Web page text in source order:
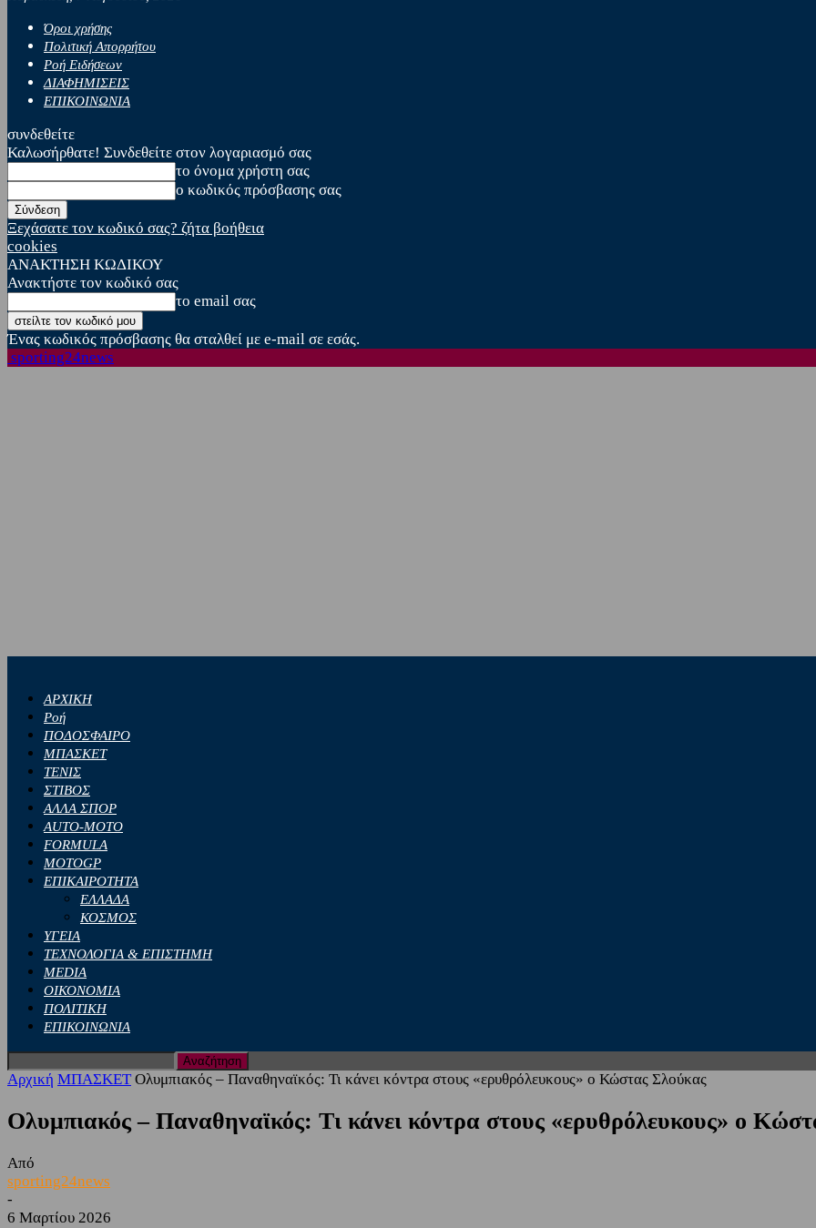
Όροι χρήσης
Πολιτική Απορρήτου
Ροή Ειδήσεων
ΔΙΑΦΗΜΙΣΕΙΣ
ΕΠΙΚΟΙΝΩΝΙΑ
συνδεθείτε
Καλωσήρθατε! Συνδεθείτε στον λογαριασμό σας
το όνομα χρήστη σας
ο κωδικός πρόσβασης σας
Ξεχάσατε τον κωδικό σας? ζήτα βοήθεια
cookies
ΑΝΑΚΤΗΣΗ ΚΩΔΙΚΟΥ
Ανακτήστε τον κωδικό σας
το email σας
Ένας κωδικός πρόσβασης θα σταλθεί με e-mail σε εσάς.
sporting24news
ΑΡΧΙΚΗ
Ροή
ΠΟΔΟΣΦΑΙΡΟ
ΜΠΑΣΚΕΤ
ΤΕΝΙΣ
ΣΤΙΒΟΣ
ΑΛΛΑ ΣΠΟΡ
AUTO-MOTO
FORMULA
MOTOGP
ΕΠΙΚΑΙΡΟΤΗΤΑ
ΕΛΛΑΔΑ
ΚΟΣΜΟΣ
ΥΓΕΙΑ
ΤΕΧΝΟΛΟΓΙΑ & ΕΠΙΣΤΗΜΗ
MEDIA
ΟΙΚΟΝΟΜΙΑ
ΠΟΛΙΤΙΚΗ
ΕΠΙΚΟΙΝΩΝΙΑ
Αρχική ΜΠΑΣΚΕΤ Ολυμπιακός – Παναθηναϊκός: Τι κάνει κόντρα στους «ερυθρόλευκους» ο Κώστας Σλούκας
Ολυμπιακός – Παναθηναϊκός: Τι κάνει κόντρα στους «ερυθρόλευκους» ο
Από
sporting24news
-
6 Μαρτίου 2026